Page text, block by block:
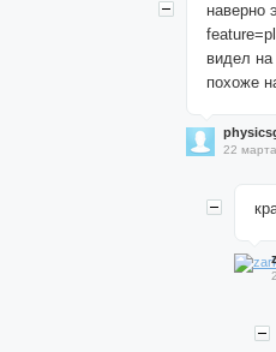
наверно
видел на
похоже
22